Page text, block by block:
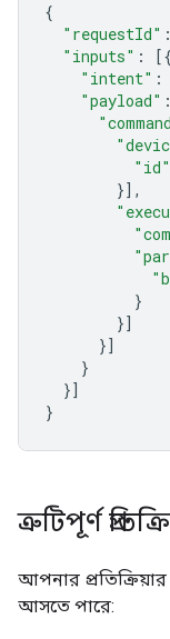
{
"requestId" :
"inputs" :
[{
"intent" :
"payload" :
"id"
}],
}
}]
}]
}
}]
}
ত্রুটিপূর্ণ
আপনার
আসতে পারে: